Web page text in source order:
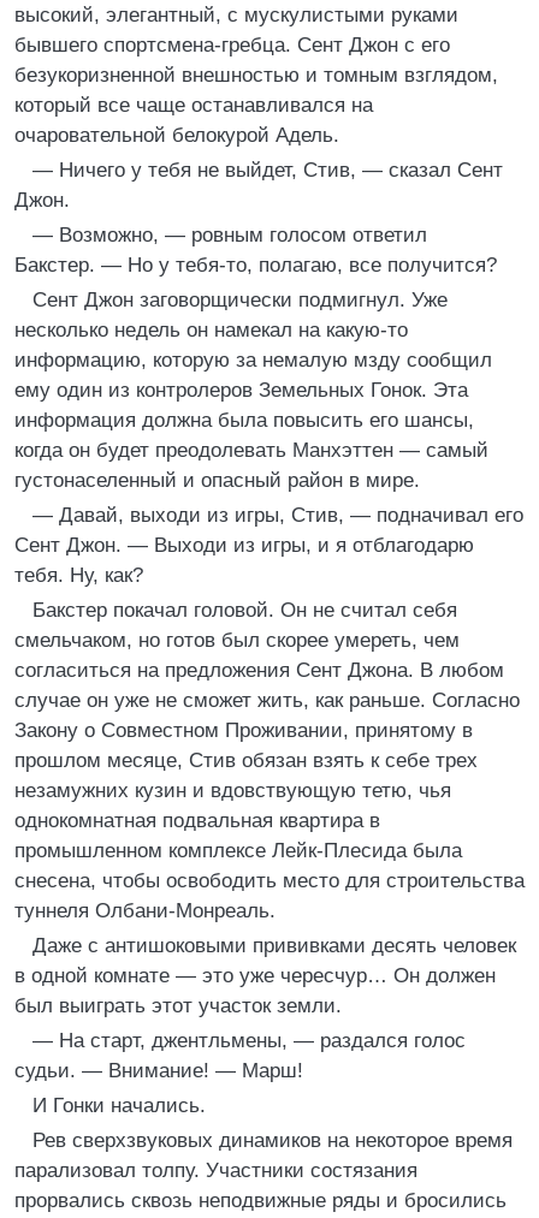
высокий, элегантный, с мускулистыми руками
бывшего спортсмена-гребца. Сент Джон с его
безукоризненной внешностью и томным взглядом,
который все чаще останавливался на
очаровательной белокурой Адель.
— Ничего у тебя не выйдет, Стив, — сказал Сент
Джон.
— Возможно, — ровным голосом ответил
Бакстер. — Но у тебя-то, полагаю, все получится?
Сент Джон заговорщически подмигнул. Уже
несколько недель он намекал на какую-то
информацию, которую за немалую мзду сообщил
ему один из контролеров Земельных Гонок. Эта
информация должна была повысить его шансы,
когда он будет преодолевать Манхэттен — самый
густонаселенный и опасный район в мире.
— Давай, выходи из игры, Стив, — подначивал его
Сент Джон. — Выходи из игры, и я отблагодарю
тебя. Ну, как?
Бакстер покачал головой. Он не считал себя
смельчаком, но готов был скорее умереть, чем
согласиться на предложения Сент Джона. В любом
случае он уже не сможет жить, как раньше. Согласно
Закону о Совместном Проживании, принятому в
прошлом месяце, Стив обязан взять к себе трех
незамужних кузин и вдовствующую тетю, чья
однокомнатная подвальная квартира в
промышленном комплексе Лейк-Плесида была
снесена, чтобы освободить место для строительства
туннеля Олбани-Монреаль.
Даже с антишоковыми прививками десять человек
в одной комнате — это уже чересчур… Он должен
был выиграть этот участок земли.
— На старт, джентльмены, — раздался голос
судьи. — Внимание! — Марш!
И Гонки начались.
Рев сверхзвуковых динамиков на некоторое время
парализовал толпу. Участники состязания
прорвались сквозь неподвижные ряды и бросились